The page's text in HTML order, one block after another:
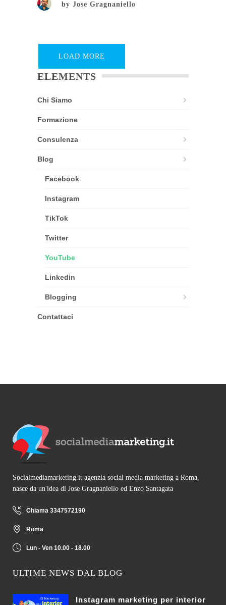
by Jose Gragnaniello
LOAD MORE
ELEMENTS
Chi Siamo
Formazione
Consulenza
Blog
Facebook
Instagram
TikTok
Twitter
YouTube
Linkedin
Blogging
Contattaci
Socialmediamarketing.it agenzia social media marketing a Roma,
nasce da un'idea di Jose Gragnaniello ed Enzo Santagata
Chiama 3347572190
Roma
Lun - Ven 10.00 - 18.00
ULTIME NEWS DAL BLOG
Instagram marketing per interior